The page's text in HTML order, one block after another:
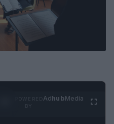
AdhubMedia